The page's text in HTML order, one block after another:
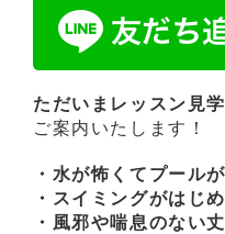
ただいまレッスン見
ご案内いたします！
・水が怖くてプール
・スイミングがはじめ
・風邪や喘息のない